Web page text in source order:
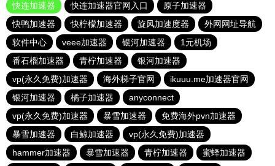
快连加速器
快连加速器官网入口
原子加速器
快鸭加速器
快柠檬加速器 旋风加速度器
外网网址导航
软件中心
veee加速器 银河加速器
1元机场
番石榴加速器
青柠加速器
银河加速器
vp(永久免费)加速器
海外梯子官网
ikuuu.me加速器官网
银河加速器
橘子加速器
anyconnect
vp(永久免费)加速器
暴雪加速器
免费海外pvn加速器
暴雪加速器
白鲸加速器
vp(永久免费)加速器
hammer加速器
暴雪加速器 青柠加速器 蜜蜂加速器